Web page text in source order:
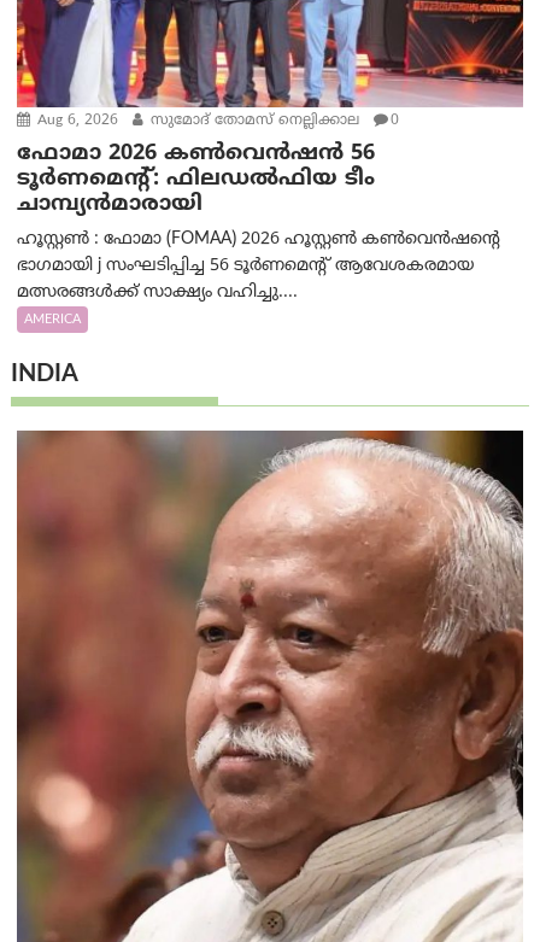
Aug 6, 2026 സുമോദ് തോമസ് നെല്ലിക്കാല 0
ഫോമാ 2026 കൺവെൻഷൻ 56
ടൂർണമെന്റ്: ഫിലഡൽഫിയ ടീം
ചാമ്പ്യൻമാരായി
ഹൂസ്റ്റൺ : ഫോമാ (FOMAA) 2026 ഹൂസ്റ്റൺ കൺവെൻഷന്റെ
ഭാഗമായി j സംഘടിപ്പിച്ച 56 ടൂർണമെന്റ് ആവേശകരമായ
മത്സരങ്ങൾക്ക് സാക്ഷ്യം വഹിച്ചു....
AMERICA
INDIA